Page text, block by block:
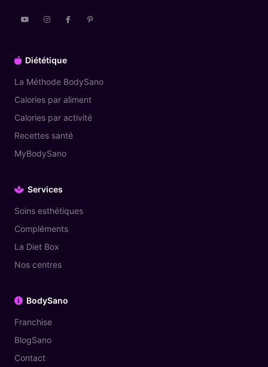
Diététique
La Méthode BodySano
Calories par aliment
Calories par activité
Recettes santé
MyBodySano
Services
Soins esthétiques
Compléments
La Diet Box
Nos centres
BodySano
Franchise
BlogSano
Contact